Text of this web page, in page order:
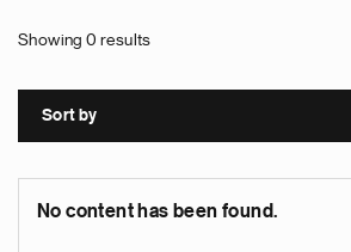
Showing 0 results
Sort by
No content has been found.